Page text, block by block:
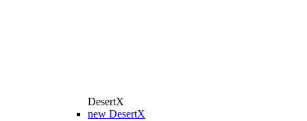
DesertX
new DesertX